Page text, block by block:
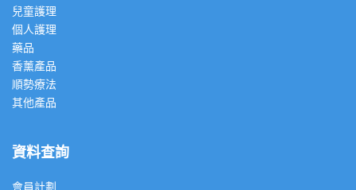
兒童護理
個人護理
藥品
香薰產品
順勢療法
其他產品
資料查詢
會員計劃